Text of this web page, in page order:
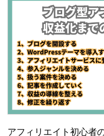
アフィリエイト初心者